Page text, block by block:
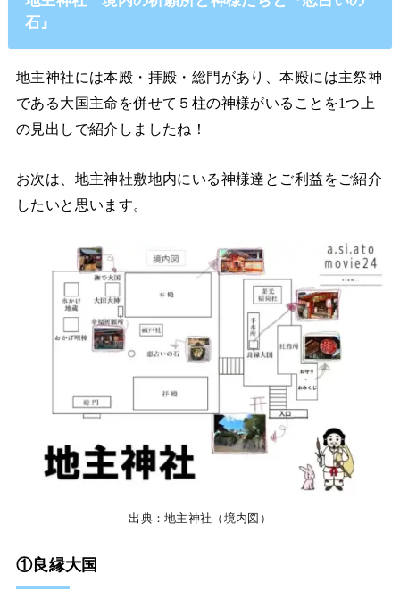
石』
地主神社には本殿・拝殿・総門があり、本殿には主祭神
である大国主命を併せて５柱の神様がいることを1つ上
の見出しで紹介しましたね！
お次は、地主神社敷地内にいる神様達とご利益をご紹介
したいと思います。
出典：地主神社（境内図）
①良縁大国